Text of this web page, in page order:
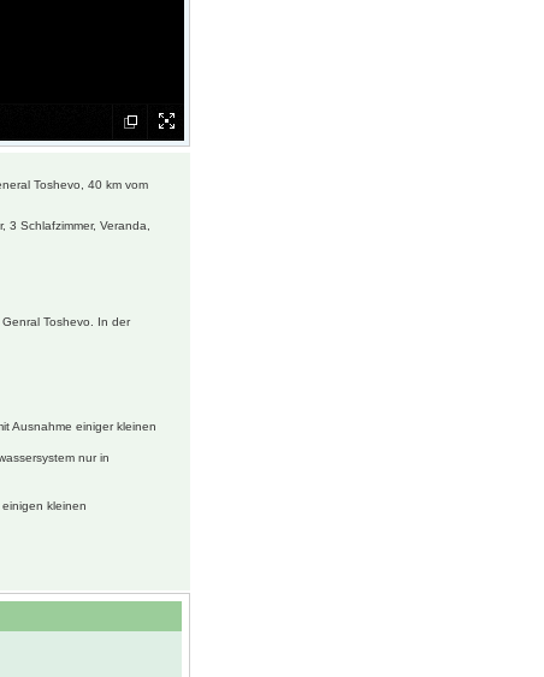
Toshevo, 40 km vom
3 Schlafzimmer, Veranda,
Toshevo. In der
Ausnahme einiger kleinen
nur in
kleinen